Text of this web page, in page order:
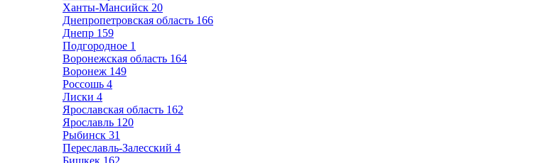
Ханты-Мансийск 20
Днепропетровская область 166
Днепр 159
Подгородное 1
Воронежская область 164
Воронеж 149
Россошь 4
Лиски 4
Ярославская область 162
Ярославль 120
Рыбинск 31
Переславль-Залесский 4
Бишкек 162